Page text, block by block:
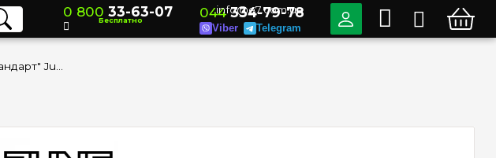
0 800 33-63-07
Бесплатно
info@e7.com.ua
044334-79-78
Viber Telegram